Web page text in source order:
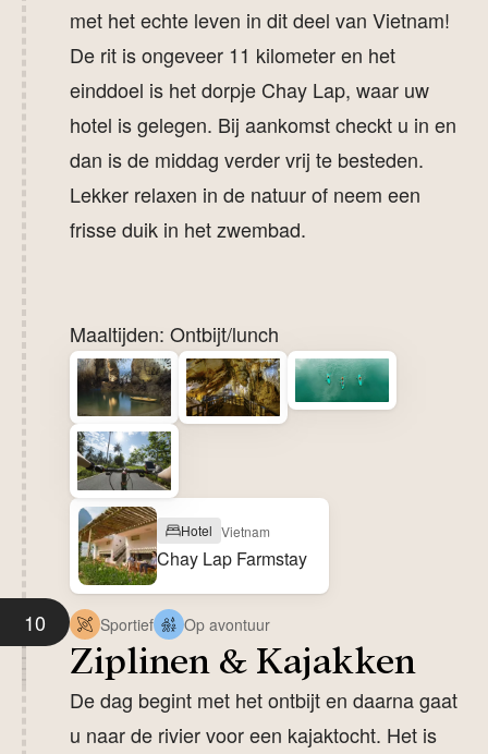
met het echte leven in dit deel van Vietnam!
De rit is ongeveer 11 kilometer en het
einddoel is het dorpje Chay Lap, waar uw
hotel is gelegen. Bij aankomst checkt u in en
dan is de middag verder vrij te besteden.
Lekker relaxen in de natuur of neem een
frisse duik in het zwembad.
Maaltijden: Ontbijt/lunch
Hotel Vietnam
Chay Lap Farmstay
10 Sportief Op avontuur
Ziplinen & Kajakken
De dag begint met het ontbijt en daarna gaat
u naar de rivier voor een kajaktocht. Het is